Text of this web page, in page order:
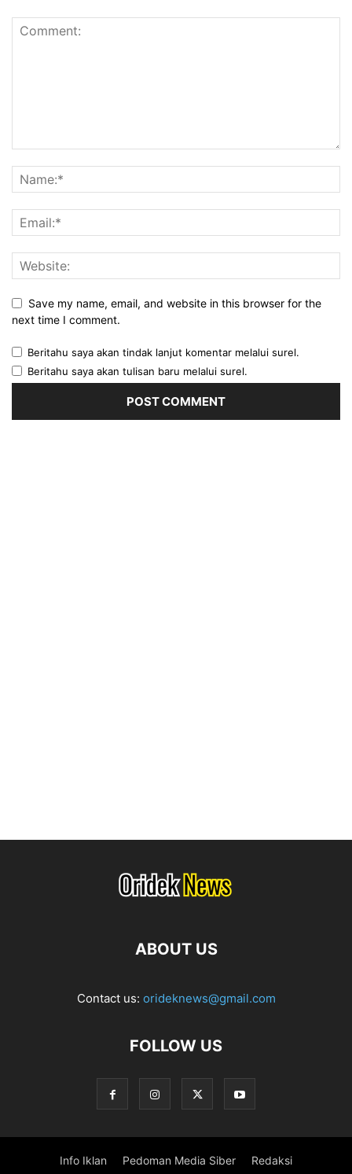
Save my name, email, and website in this browser for the
next time I comment.
Beritahu saya akan tindak lanjut komentar melalui surel.
Beritahu saya akan tulisan baru melalui surel.
ABOUT US
Contact us: orideknews@gmail.com
FOLLOW US
Info Iklan Pedoman Media Siber Redaksi